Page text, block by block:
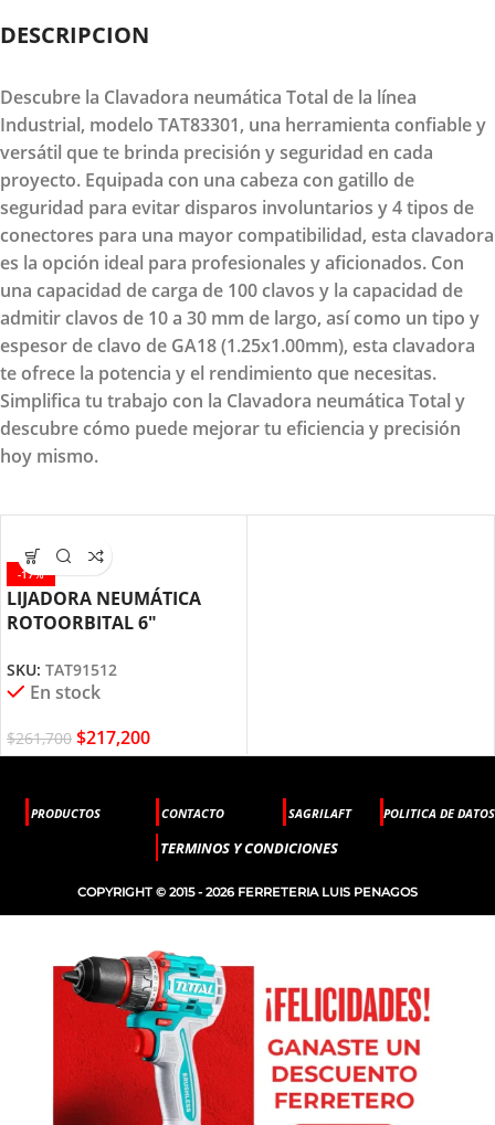
DESCRIPCION
Descubre la Clavadora neumática Total de la línea
Industrial, modelo TAT83301, una herramienta confiable y
versátil que te brinda precisión y seguridad en cada
proyecto. Equipada con una cabeza con gatillo de
seguridad para evitar disparos involuntarios y 4 tipos de
conectores para una mayor compatibilidad, esta clavadora
es la opción ideal para profesionales y aficionados. Con
una capacidad de carga de 100 clavos y la capacidad de
admitir clavos de 10 a 30 mm de largo, así como un tipo y
espesor de clavo de GA18 (1.25x1.00mm), esta clavadora
te ofrece la potencia y el rendimiento que necesitas.
Simplifica tu trabajo con la Clavadora neumática Total y
descubre cómo puede mejorar tu eficiencia y precisión
hoy mismo.
-17%
LIJADORA NEUMÁTICA
ROTOORBITAL 6″
SKU: TAT91512
En stock
$261,700 $217,200
PRODUCTOS CONTACTO SAGRILAFT POLITICA DE DATOS
TERMINOS Y CONDICIONES
COPYRIGHT © 2015 - 2026 FERRETERIA LUIS PENAGOS